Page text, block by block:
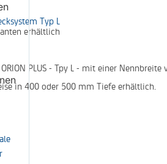
Typ L
erhältlich
PLUS - Tpy L - mit einer
in 400 oder 500 mm Tiefe erhältlich.